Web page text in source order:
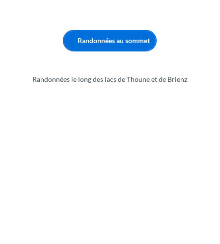
Randonnées au sommet
Randonnées le long des lacs de Thoune et de Brienz